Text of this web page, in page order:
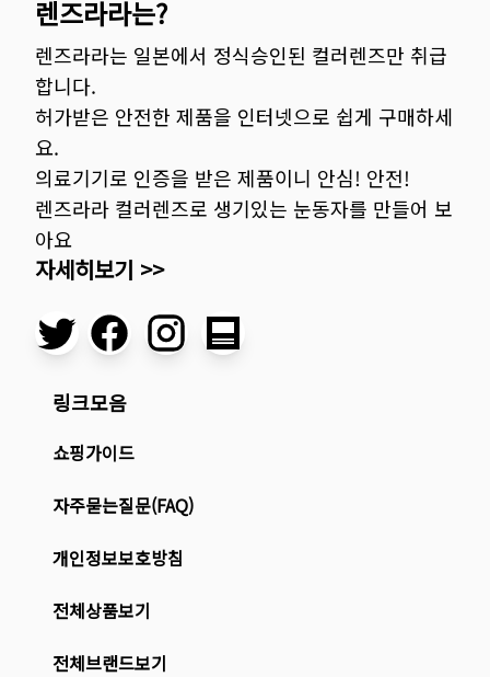
렌즈라라는?
렌즈라라는 일본에서 정식승인된 컬러렌즈만 취급
합니다.
허가받은 안전한 제품을 인터넷으로 쉽게 구매하세
요.
의료기기로 인증을 받은 제품이니 안심! 안전!
렌즈라라 컬러렌즈로 생기있는 눈동자를 만들어 보
아요
자세히보기 >>
링크모음
쇼핑가이드
자주묻는질문(FAQ)
개인정보보호방침
전체상품보기
전체브랜드보기